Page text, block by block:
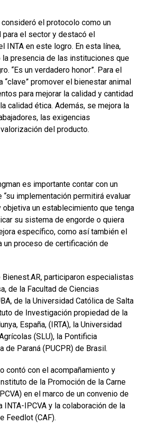
el protocolo como un
para el sector y destacó el
INTA en este logro. En esta línea,
la presencia de las instituciones que
“Es un verdadero honor”. Para el
promover el bienestar animal
para mejorar la calidad y cantidad
calidad ética. Además, se mejora la
las exigencias
del producto.
es importante contar con un
“su implementación permitirá evaluar
objetiva un establecimiento que tenga
su sistema de engorde o quiera
específico, como así también el
un proceso de certificación de
Bienest.AR, participaron especialistas
de la Facultad de Ciencias
de la Universidad Católica de Salta
de Investigación propiedad de la
España, (IRTA), la Universidad
(SLU), la Pontificia
de Paraná (PUCPR) de Brasil.
contó con el acompañamiento y
de la Promoción de la Carne
en el marco de un convenio de
INTA-IPCVA y la colaboración de la
Feedlot (CAF).